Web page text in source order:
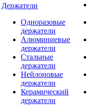
Держатели
Одноразовые
держатели
Алюминиевые
держатели
Стальные
держатели
Нейлоновые
держатели
Керамический
держатели